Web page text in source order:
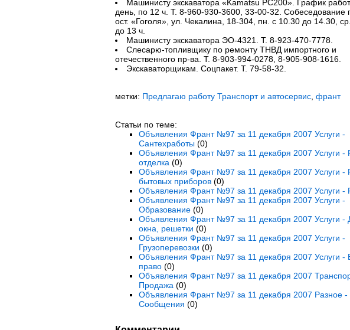
Машинисту экскаватора «Kamatsu PC200». График
день, по 12 ч. Т. 8-960-930-3600, 33-00-32. Собеседование
ост. «Гоголя», ул. Чекалина, 18-304, пн. с 10.30 до 14.30,
до 13 ч.
Машинисту экскаватора ЭО-4321. Т. 8-923-470-7778.
Слесарю-топливщику по ремонту ТНВД импортного и
отечественного пр-ва. Т. 8-903-994-0278, 8-905-908-1616.
Экскаваторщикам. Соцпакет. Т. 79-58-32.
метки: Предлагаю работу Транспорт и автосервис, франт
Статьи по теме:
Объявления Франт №97 за 11 декабря 2007 Услуги -
Сантехработы(0)
Объявления Франт №97 за 11 декабря 2007 Услуги -
отделка (0)
Объявления Франт №97 за 11 декабря 2007 Услуги -
бытовых приборов(0)
Объявления Франт №97 за 11 декабря 2007 Услуги -
Объявления Франт №97 за 11 декабря 2007 Услуги -
Образование(0)
Объявления Франт №97 за 11 декабря 2007 Услуги -
окна, решетки (0)
Объявления Франт №97 за 11 декабря 2007 Услуги -
Грузоперевозки (0)
Объявления Франт №97 за 11 декабря 2007 Услуги -
право(0)
Объявления Франт №97 за 11 декабря 2007
Продажа (0)
Объявления Франт №97 за 11 декабря 2007 Разное -
Сообщения (0)